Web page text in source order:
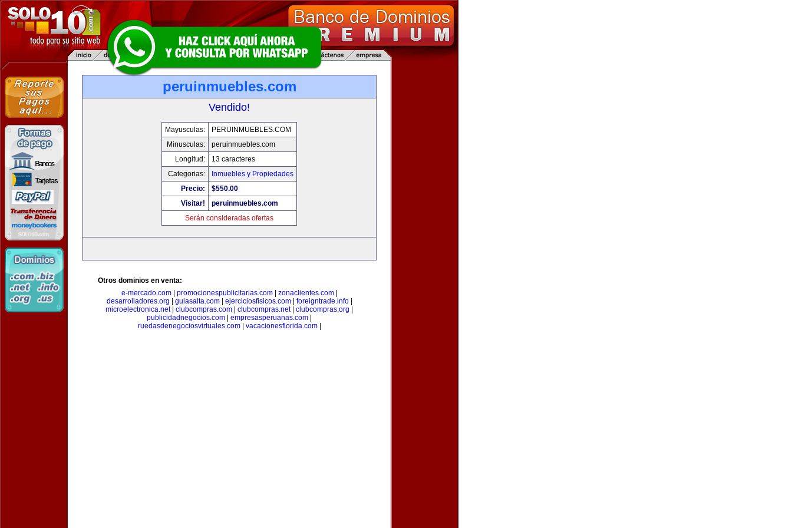
peruinmuebles.com
Vendido!
Mayusculas:
PERUINMUEBLES.COM
Minusculas:
peruinmuebles.com
Longitud:
13 caracteres
Categorias:
Inmuebles y Propiedades
Precio:
$550.00
Visitar!
peruinmuebles.com
Serán consideradas ofertas
Otros dominios en venta:
e-mercado.com| promocionespublicitarias.com| zonaclientes.com|
desarrolladores.org
guiasalta.com| ejerciciosfisicos.com| foreigntrade.info|
microelectronica.net| clubcompras.com clubcompras.net| clubcompras.org
publicidadnegocios.com
empresasperuanas.com
ruedasdenegociosvirtuales.com| vacacionesflorida.com|